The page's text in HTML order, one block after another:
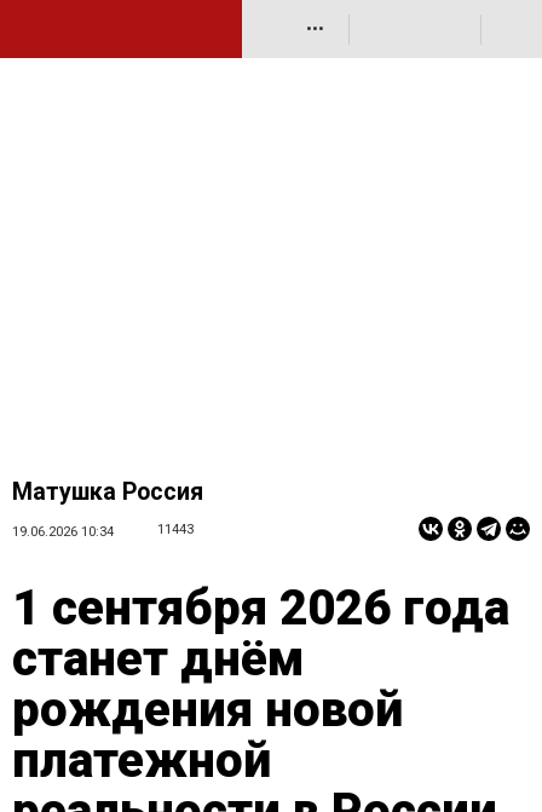
•••
Матушка Россия
19.06.2026 10:34 11443
1 сентября 2026 года
станет днём
рождения новой
платежной